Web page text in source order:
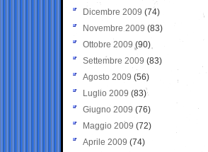
Dicembre 2009 (74)
Novembre 2009 (83)
Ottobre 2009 (90)
Settembre 2009 (83)
Agosto 2009 (56)
Luglio 2009 (83)
Giugno 2009 (76)
Maggio 2009 (72)
Aprile 2009 (74)